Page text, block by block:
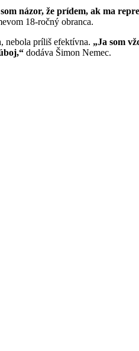
názor, že prídem, ak ma
18-ročný obranca.
nebola príliš efektívna. „Ja som
dodáva Šimon Nemec.